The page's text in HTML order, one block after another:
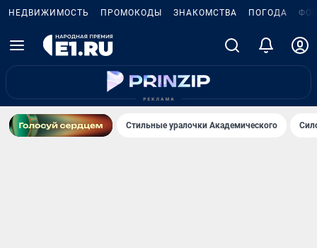
НЕДВИЖИМОСТЬ ПРОМОКОДЫ ЗНАКОМСТВА ПОГОДА
Стильные уралочки Академического